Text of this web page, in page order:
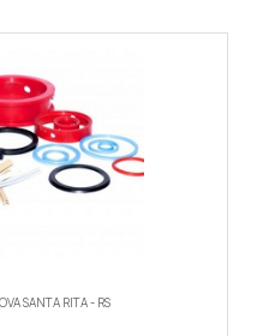
SANTA RITA - RS